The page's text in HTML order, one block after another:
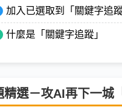
加入已選取到「關鍵字追蹤
什麼是「關鍵字追蹤」
精選－攻AI再下一城